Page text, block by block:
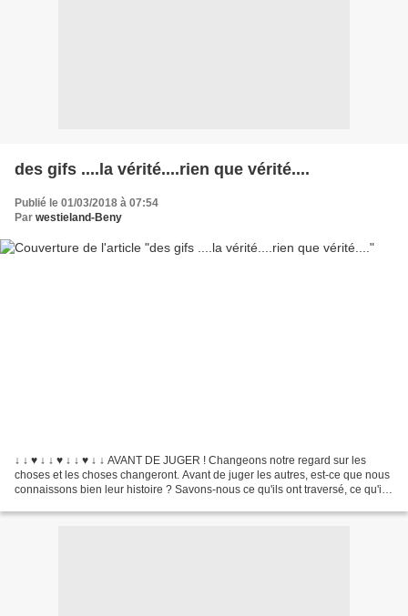
des gifs ....la vérité....rien que vérité....
Publié le 01/03/2018 à 07:54
Par westieland-Beny
↓ ↓ ♥ ↓ ↓ ♥ ↓ ↓ ♥ ↓ ↓ AVANT DE JUGER ! Changeons notre regard sur les
choses et les choses changeront. Avant de juger les autres, est-ce que nous
connaissons bien leur histoire ? Savons-nous ce qu'ils ont traversé, ce qu'ils